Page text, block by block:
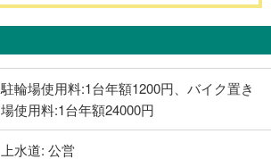
駐輪場使用料:1台年額1200円、バイク置き
場使用料:1台年額24000円
上水道: 公営